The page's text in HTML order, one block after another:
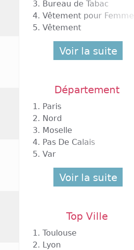
3. Bureau de Tabac
4. Vêtement pour Femme
5. Vêtement
Voir la suite
Département
1. Paris
2. Nord
3. Moselle
4. Pas De Calais
5. Var
Voir la suite
Top Ville
1. Toulouse
2. Lyon